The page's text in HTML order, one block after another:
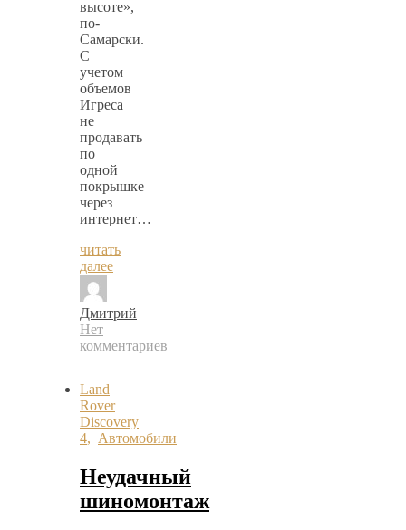
высоте»,
по-
Самарски.
С
учетом
объемов
Игреса
не
продавать
по
одной
покрышке
через
интернет…
читать
далее
Дмитрий
Нет
комментариев
Land
Rover
Discovery
4, Автомобили
Неудачный
шиномонтаж